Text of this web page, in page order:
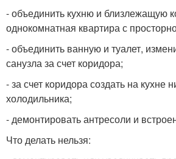
- объединить кухню и близлежащую
однокомнатная квартира с
- объединить ванную и туалет,
санузла за счет коридора;
- за счет коридора создать на кухне
холодильника;
- демонтировать антресоли и
Что делать нельзя: